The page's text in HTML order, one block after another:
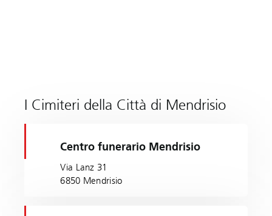
I Cimiteri della Città di Mendrisio
Centro funerario Mendrisio
Via Lanz 31
6850 Mendrisio